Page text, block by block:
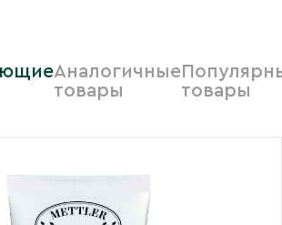
Аналогичные
товары
товары